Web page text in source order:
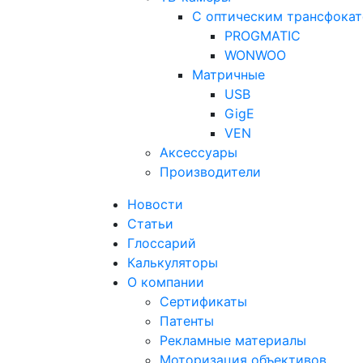
С оптическим
PROGMATIC
WONWOO
Матричные
USB
GigE
VEN
Аксессуары
Производители
Новости
Статьи
Глоссарий
Калькуляторы
О компании
Сертификаты
Патенты
Рекламные материалы
Моторизация объективов